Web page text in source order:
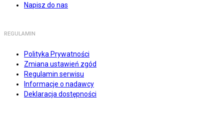
Napisz do nas
REGULAMIN
Polityka Prywatności
Zmiana ustawień zgód
Regulamin serwisu
Informacje o nadawcy
Deklaracja dostępności